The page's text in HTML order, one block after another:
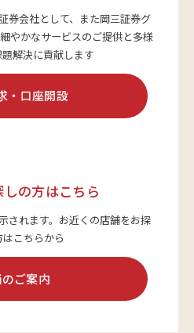
券会社として、また岡三証券グ
やかなサービスのご提供と多様
解決に貢献します
・口座開設
の方はこちら
れます。 お近くの店舗をお探
はこちらから
ご案内